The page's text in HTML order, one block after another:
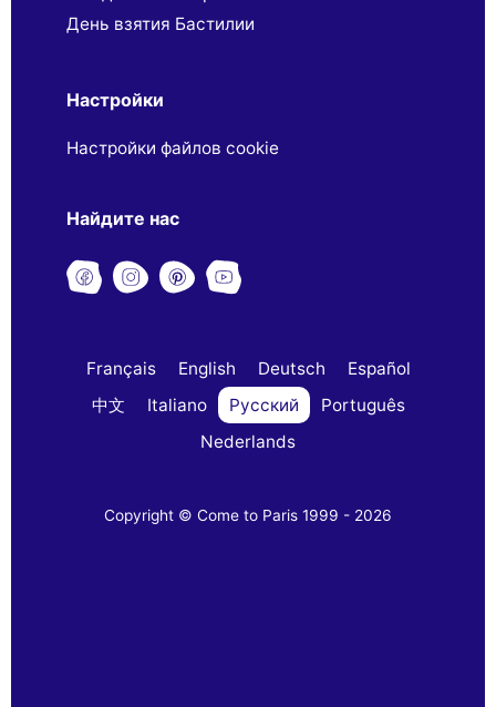
День взятия Бастилии
Настройки
Настройки файлов cookie
Найдите нас
Français English Deutsch
Español
中文
Italiano Русский
Português
Nederlands
Copyright © Come to Paris 1999 - 2026